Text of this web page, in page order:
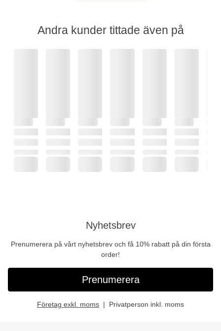
Andra kunder tittade även på
Nyhetsbrev
Prenumerera på vårt nyhetsbrev och få 10% rabatt på din första
order!
Prenumerera
Företag exkl. moms Privatperson inkl. moms